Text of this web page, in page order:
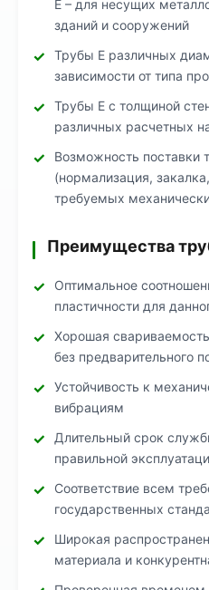
Е – для несущих
зданий и сооружений
Трубы Е различных
зависимости от типа
Трубы Е с толщиной
различных расчетных
Возможность поставки
(нормализация,
требуемых
Преимущества
Оптимальное
пластичности для
Хорошая
без предварительного
Устойчивость к
вибрациям
Длительный срок
правильной
Соответствие всем
государственных
Широкая
материала и